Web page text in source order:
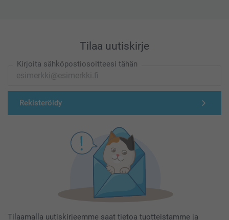
Tilaa uutiskirje
Kirjoita sähköpostiosoitteesi tähän
Rekisteröidy
Tilaamalla uutiskirjeemme saat tietoa tuotteistamme ja